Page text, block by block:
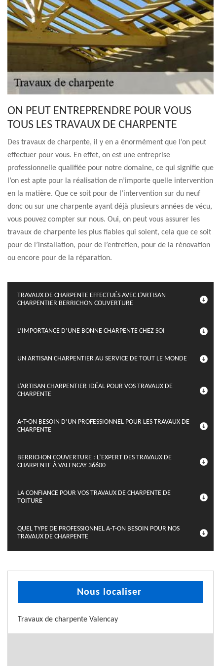
ON PEUT ENTREPRENDRE POUR VOUS
TOUS LES TRAVAUX DE CHARPENTE
Des travaux de charpente, il y en a énormément que l’on peut
effectuer pour vous. En effet, on est une entreprise
professionnelle qualifiée pour notre domaine, ce qui signifie que
l’on est apte pour la réalisation de n’importe quelle intervention
en la matière. Que ce soit pour de l’intervention sur du neuf
donc ou sur une charpente ayant déjà plusieurs années de vécu,
vous pouvez compter sur nous. Oui, on peut vous assurer les
travaux de charpente les plus fiables qui soient, cela que ce soit
pour de l’installation, pour de l’entretien, pour de la rénovation
ou encore pour de la réparation.
TRAVAUX DE CHARPENTE EFFECTUÉS AVEC L’ARTISAN
CHARPENTIER BERRICHON COUVERTURE
L’IMPORTANCE D’UNE BONNE CHARPENTE CHEZ SOI
UN ARTISAN CHARPENTIER AU SERVICE DE TOUT LE MONDE
L’ARTISAN CHARPENTIER IDÉAL POUR VOS TRAVAUX DE
CHARPENTE
A-T-ON BESOIN D’UN PROFESSIONNEL POUR LES TRAVAUX DE
CHARPENTE
BERRICHON COUVERTURE : L’EXPERT DES TRAVAUX DE
CHARPENTE À VALENCAY 36600
LA CONFIANCE POUR VOS TRAVAUX DE CHARPENTE DE
TOITURE
QUEL TYPE DE PROFESSIONNEL A-T-ON BESOIN POUR NOS
TRAVAUX DE CHARPENTE
Nous localiser
Travaux de charpente Valencay